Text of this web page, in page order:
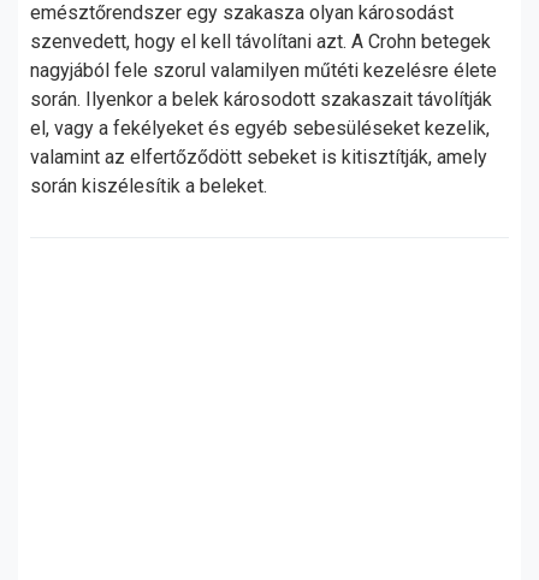
emésztőrendszer egy szakasza olyan károsodást
szenvedett, hogy el kell távolítani azt. A Crohn betegek
nagyjából fele szorul valamilyen műtéti kezelésre élete
során. Ilyenkor a belek károsodott szakaszait távolítják
el, vagy a fekélyeket és egyéb sebesüléseket kezelik,
valamint az elfertőződött sebeket is kitisztítják, amely
során kiszélesítik a beleket.